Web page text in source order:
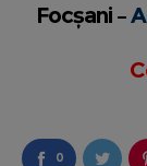
Focșani –
0